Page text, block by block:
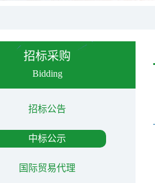
招标采购
Bidding
招标公告
中标公示
国际贸易代理